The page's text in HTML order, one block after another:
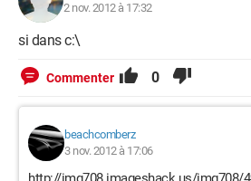
2 nov. 2012 à 17:32
si dans c:\
Commenter 0
beachcomberz
3 nov. 2012 à 17:06